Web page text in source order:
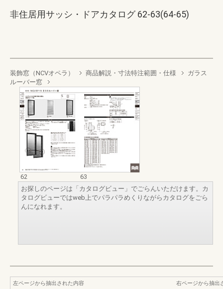
非住居用サッシ・ドアカタログ 62-63(64-65)
装飾窓（NCVオペラ） 商品解説・寸法特注範囲・仕様
ガラス
ルーバー窓
62
63
お探しのページは「カタログビュー」でごらんいただけます。カ
タログビューではweb上でパラパラめくりながらカタログをごら
んになれます。
左ページから抽出された内容
右ページから抽出